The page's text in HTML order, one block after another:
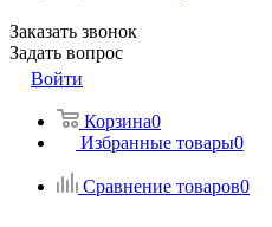
Заказать звонок
Задать вопрос
Войти
Корзина0
Избранные товары0
Сравнение товаров0